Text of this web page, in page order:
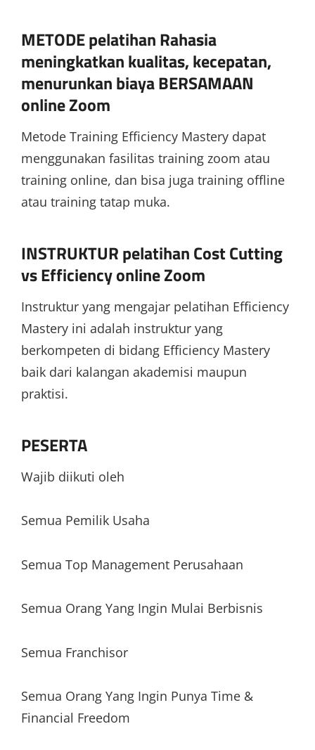
METODE pelatihan Rahasia
meningkatkan kualitas, kecepatan,
menurunkan biaya BERSAMAAN
online Zoom
Metode Training Efficiency Mastery dapat
menggunakan fasilitas training zoom atau
training online, dan bisa juga training offline
atau training tatap muka.
INSTRUKTUR pelatihan Cost Cutting
vs Efficiency online Zoom
Instruktur yang mengajar pelatihan Efficiency
Mastery ini adalah instruktur yang
berkompeten di bidang Efficiency Mastery
baik dari kalangan akademisi maupun
praktisi.
PESERTA
Wajib diikuti oleh
Semua Pemilik Usaha
Semua Top Management Perusahaan
Semua Orang Yang Ingin Mulai Berbisnis
Semua Franchisor
Semua Orang Yang Ingin Punya Time &
Financial Freedom